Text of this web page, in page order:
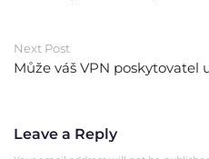
Next Post
Může váš VPN poskytovatel
Leave a Reply